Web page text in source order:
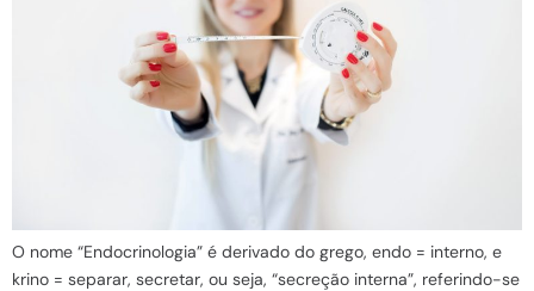
O nome “Endocrinologia” é derivado do grego, endo = interno, e
krino = separar, secretar, ou seja, “secreção interna”, referindo-se